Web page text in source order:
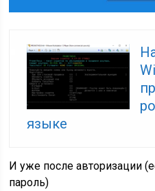
языке
И уже после авторизации
пароль)